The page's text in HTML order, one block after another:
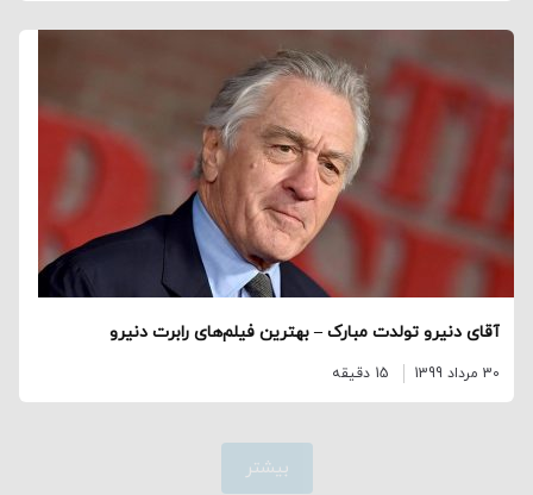
آقای دنیرو تولدت مبارک – بهترین فیلم‌های رابرت دنیرو
30 مرداد 1399 15 دقیقه
بیشتر